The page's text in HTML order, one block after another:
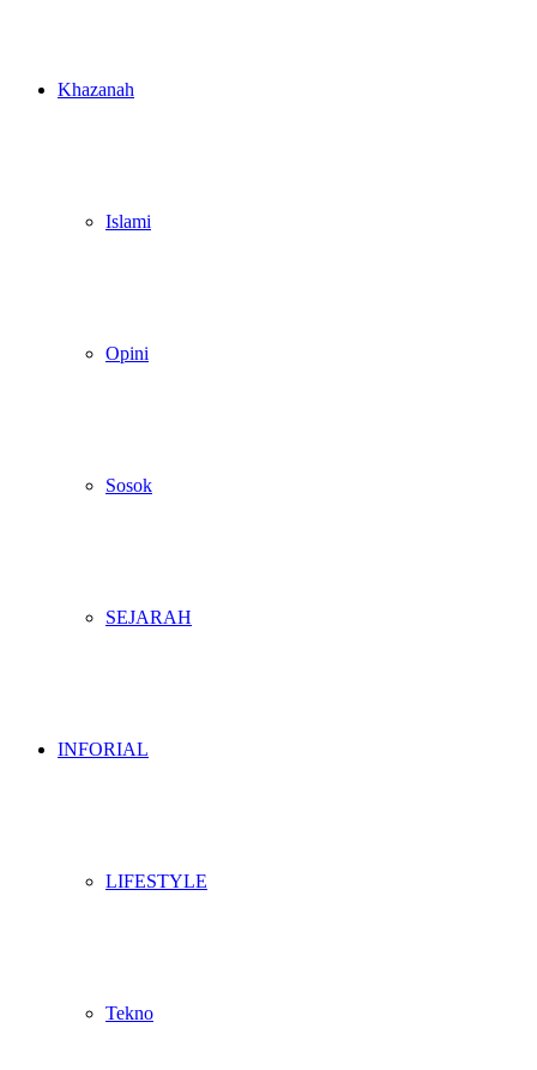
Khazanah
Islami
Opini
Sosok
SEJARAH
INFORIAL
LIFESTYLE
Tekno